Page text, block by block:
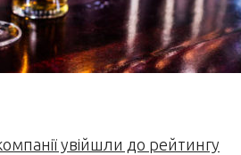
увійшли до рейтингу